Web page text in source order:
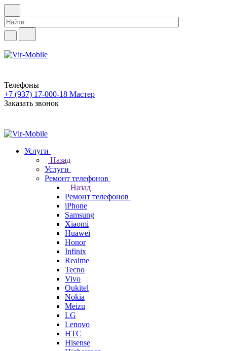
Телефоны
+7 (937) 17-000-18 Мастер
Заказать звонок
Услуги
Назад
Услуги
Ремонт телефонов
Назад
Ремонт телефонов
iPhone
Samsung
Xiaomi
Huawei
Honor
Infinix
Realme
Tecno
Vivo
Oukitel
Nokia
Meizu
LG
Lenovo
HTC
Hisense